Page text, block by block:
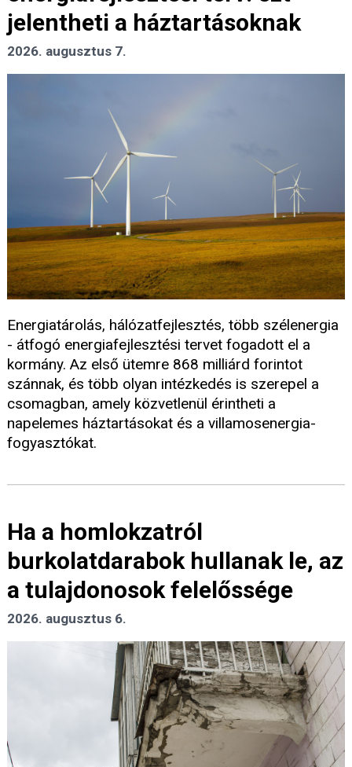
jelentheti a háztartásoknak
2026. augusztus 7.
Energiatárolás, hálózatfejlesztés, több szélenergia
- átfogó energiafejlesztési tervet fogadott el a
kormány. Az első ütemre 868 milliárd forintot
szánnak, és több olyan intézkedés is szerepel a
csomagban, amely közvetlenül érintheti a
napelemes háztartásokat és a villamosenergia-
fogyasztókat.
Ha a homlokzatról
burkolatdarabok hullanak le, az
a tulajdonosok felelőssége
2026. augusztus 6.